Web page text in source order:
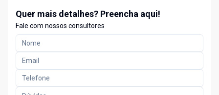
Quer mais detalhes? Preencha aqui!
Fale com nossos consultores